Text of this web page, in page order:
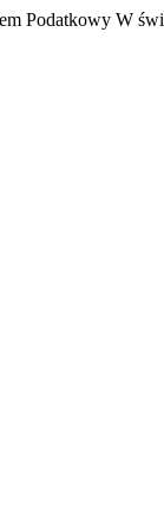
Podatkowy W